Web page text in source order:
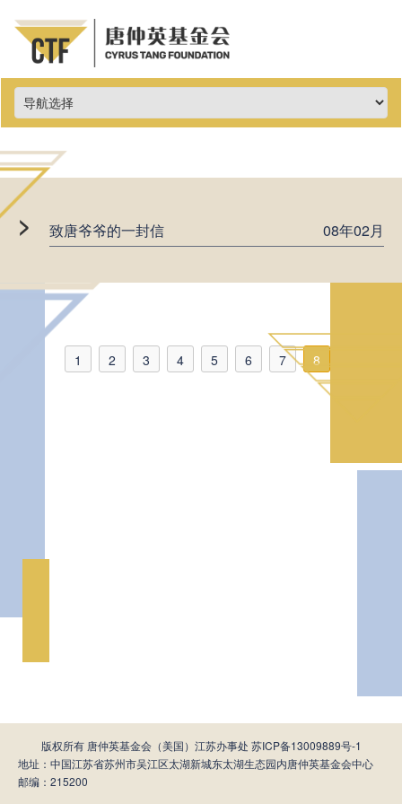
> 致唐爷爷的一封信 08年02月
1 2 3 4 5 6 7 8
版权所有 唐仲英基金会（美国）江苏办事处 苏ICP备13009889号-1
地址：中国江苏省苏州市吴江区太湖新城东太湖生态园内唐仲英基金会中心
邮编：215200